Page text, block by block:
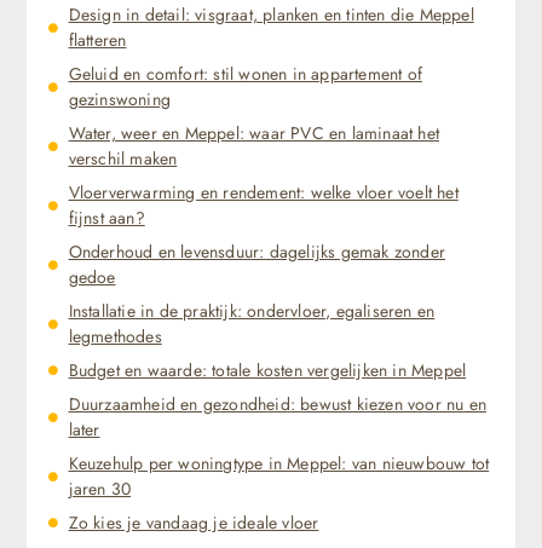
Design in detail: visgraat, planken en tinten die Meppel
flatteren
Geluid en comfort: stil wonen in appartement of
gezinswoning
Water, weer en Meppel: waar PVC en laminaat het
verschil maken
Vloerverwarming en rendement: welke vloer voelt het
fijnst aan?
Onderhoud en levensduur: dagelijks gemak zonder
gedoe
Installatie in de praktijk: ondervloer, egaliseren en
legmethodes
Budget en waarde: totale kosten vergelijken in Meppel
Duurzaamheid en gezondheid: bewust kiezen voor nu en
later
Keuzehulp per woningtype in Meppel: van nieuwbouw tot
jaren 30
Zo kies je vandaag je ideale vloer